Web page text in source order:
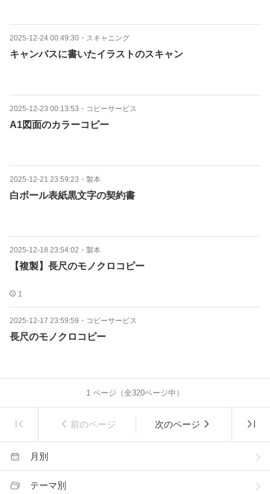
2025-12-24 00:49:30 ・ スキャニング
キャンバスに書いたイラストのスキャン
2025-12-23 00:13:53 ・ コピーサービス
A1図面のカラーコピー
2025-12-21 23:59:23 ・ 製本
白ボール表紙黒文字の契約書
2025-12-18 23:54:02 ・ 製本
【複製】長尺のモノクロコピー
1
2025-12-17 23:59:59 ・ コピーサービス
長尺のモノクロコピー
1 ページ（全320ページ中）
前のページ 次のページ
月別
テーマ別